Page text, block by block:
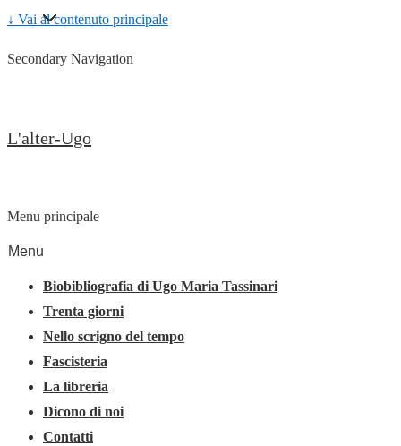
↓ Vai al contenuto principale
Secondary Navigation
L'alter-Ugo
Menu principale
Menu
Biobibliografia di Ugo Maria Tassinari
Trenta giorni
Nello scrigno del tempo
Fascisteria
La libreria
Dicono di noi
Contatti